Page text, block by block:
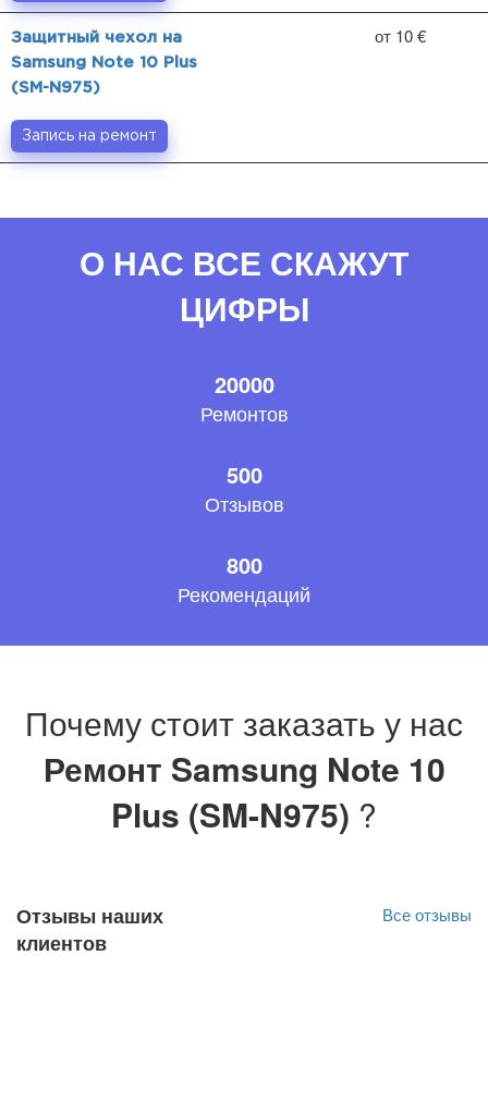
Защитный чехол на
Samsung Note 10 Plus
(SM-N975)
от 10 €
Запись на ремонт
О НАС ВСЕ СКАЖУТ
ЦИФРЫ
20000
Ремонтов
500
Отзывов
800
Рекомендаций
Почему стоит заказать у нас
Ремонт Samsung Note 10
Plus (SM-N975) ?
Отзывы наших
клиентов
Все отзывы